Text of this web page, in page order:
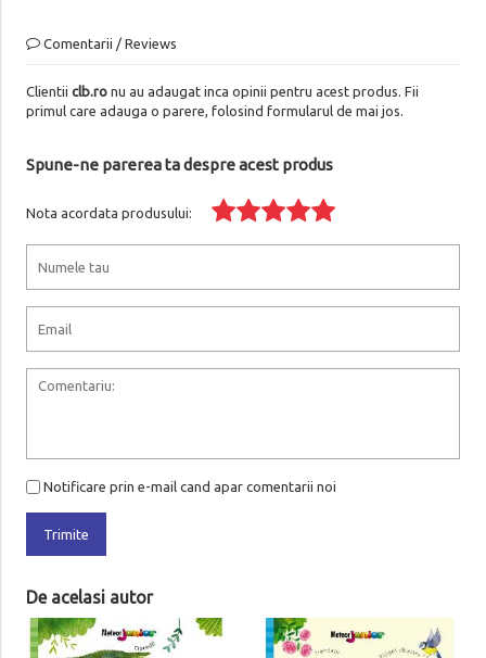
Comentarii / Reviews
Clientii clb.ronu au adaugat inca opinii pentru acest produs. Fii
primul care adauga o parere, folosind formularul de mai jos.
Spune-ne parerea ta despre acest produs
Nota acordata produsului:
Notificare prin e-mail cand apar comentarii noi
Trimite
De acelasi autor